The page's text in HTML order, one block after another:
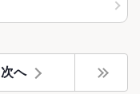
次へ